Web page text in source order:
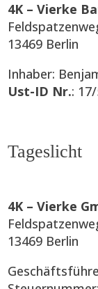
4K – Vierke
13469 Berlin
Inhaber:
Ust-ID Nr.:
Tageslicht
4K – Vierke
13469 Berlin